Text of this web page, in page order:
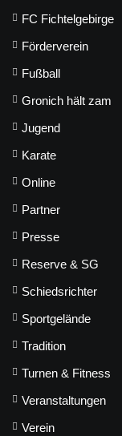
FC Fichtelgebirge
Förderverein
Fußball
Gronich hält zam
Jugend
Karate
Online
Partner
Presse
Reserve & SG
Schiedsrichter
Sportgelände
Tradition
Turnen & Fitness
Veranstaltungen
Verein